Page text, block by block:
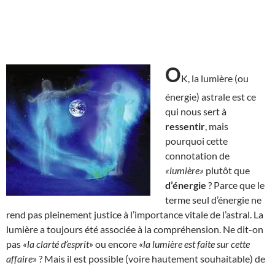
OK, la lumière (ou
énergie) astrale est ce
qui nous sert à
ressentir , mais
pourquoi cette
connotation de
«lumière» plutôt que
d’énergie ? Parce que le
terme seul d’énergie ne
rend pas pleinement justice à l’importance vitale de l’astral. La
lumière a toujours été associée à la compréhension. Ne dit-on
pas «la clarté d’esprit» ou encore «la lumière est faite sur cette
affaire» ? Mais il est possible (voire hautement souhaitable) de